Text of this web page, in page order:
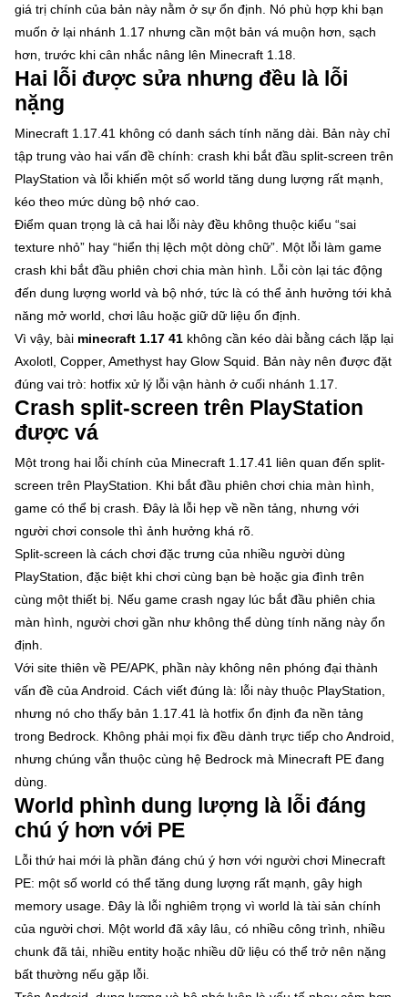
giá trị chính của bản này nằm ở sự ổn định. Nó phù hợp khi bạn
muốn ở lại nhánh 1.17 nhưng cần một bản vá muộn hơn, sạch
hơn, trước khi cân nhắc nâng lên Minecraft 1.18.
Hai lỗi được sửa nhưng đều là lỗi
nặng
Minecraft 1.17.41 không có danh sách tính năng dài. Bản này chỉ
tập trung vào hai vấn đề chính: crash khi bắt đầu split-screen trên
PlayStation và lỗi khiến một số world tăng dung lượng rất mạnh,
kéo theo mức dùng bộ nhớ cao.
Điểm quan trọng là cả hai lỗi này đều không thuộc kiểu “sai
texture nhỏ” hay “hiển thị lệch một dòng chữ”. Một lỗi làm game
crash khi bắt đầu phiên chơi chia màn hình. Lỗi còn lại tác động
đến dung lượng world và bộ nhớ, tức là có thể ảnh hưởng tới khả
năng mở world, chơi lâu hoặc giữ dữ liệu ổn định.
Vì vậy, bài minecraft 1.17 41không cần kéo dài bằng cách lặp lại
Axolotl, Copper, Amethyst hay Glow Squid. Bản này nên được đặt
đúng vai trò: hotfix xử lý lỗi vận hành ở cuối nhánh 1.17.
Crash split-screen trên PlayStation
được vá
Một trong hai lỗi chính của Minecraft 1.17.41 liên quan đến split-
screen trên PlayStation. Khi bắt đầu phiên chơi chia màn hình,
game có thể bị crash. Đây là lỗi hẹp về nền tảng, nhưng với
người chơi console thì ảnh hưởng khá rõ.
Split-screen là cách chơi đặc trưng của nhiều người dùng
PlayStation, đặc biệt khi chơi cùng bạn bè hoặc gia đình trên
cùng một thiết bị. Nếu game crash ngay lúc bắt đầu phiên chia
màn hình, người chơi gần như không thể dùng tính năng này ổn
định.
Với site thiên về PE/APK, phần này không nên phóng đại thành
vấn đề của Android. Cách viết đúng là: lỗi này thuộc PlayStation,
nhưng nó cho thấy bản 1.17.41 là hotfix ổn định đa nền tảng
trong Bedrock. Không phải mọi fix đều dành trực tiếp cho Android,
nhưng chúng vẫn thuộc cùng hệ Bedrock mà Minecraft PE đang
dùng.
World phình dung lượng là lỗi đáng
chú ý hơn với PE
Lỗi thứ hai mới là phần đáng chú ý hơn với người chơi Minecraft
PE: một số world có thể tăng dung lượng rất mạnh, gây high
memory usage. Đây là lỗi nghiêm trọng vì world là tài sản chính
của người chơi. Một world đã xây lâu, có nhiều công trình, nhiều
chunk đã tải, nhiều entity hoặc nhiều dữ liệu có thể trở nên nặng
bất thường nếu gặp lỗi.